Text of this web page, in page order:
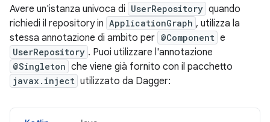
Avere un'istanza univoca di UserRepository quando
richiedi il repository in ApplicationGraph , utilizza la
stessa annotazione di ambito per @Component e
UserRepository . Puoi utilizzare l'annotazione
@Singleton che viene già fornito con il pacchetto
javax.inject utilizzato da Dagger: